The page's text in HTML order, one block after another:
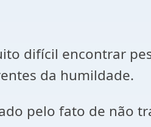
difícil encontrar
da humildade.
pelo fato de não